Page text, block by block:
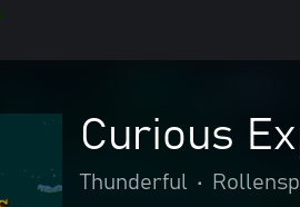
Curious
Thunderful •